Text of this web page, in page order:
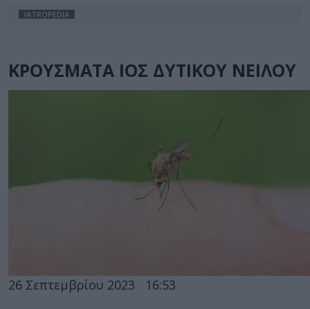
IATROPEDIA
ΚΡΟΥΣΜΑΤΑ ΙΟΣ ΔΥΤΙΚΟΥ ΝΕΙΛΟΥ
26 Σεπτεμβρίου 2023 16:53